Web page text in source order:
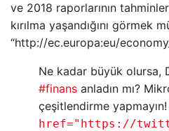
ve 2018 raporlarının
kırılma yaşandığını görmek
“http://ec.europa:eu/
Ne kadar büyük olursa,
#finans anladın mı?
çeşitlendirme yapmayın!
href="https://